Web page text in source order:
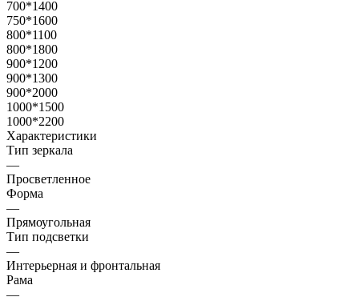
700*1400
750*1600
800*1100
800*1800
900*1200
900*1300
900*2000
1000*1500
1000*2200
Характеристики
Тип зеркала
—
Просветленное
Форма
—
Прямоугольная
Тип подсветки
—
Интерьерная и фронтальная
Рама
—